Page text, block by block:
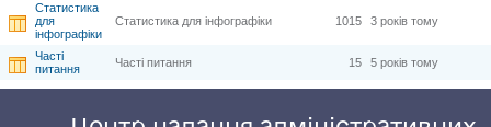
Статистика
для
інфографіки
Статистика для інфографіки 1015 3 років тому
Часті
питання
Часті питання 15 5 років тому